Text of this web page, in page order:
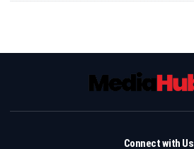
Connect with Us